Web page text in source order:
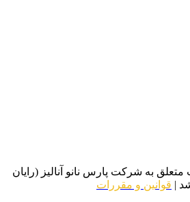
به شرکت پارس نانو آنالیز (رایان
| قوانین و مقررات